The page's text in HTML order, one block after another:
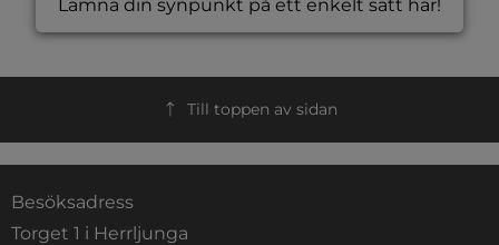
Lämna din synpunkt på ett enkelt sätt här!
Till toppen av sidan
Besöksadress
Torget 1 i Herrljunga